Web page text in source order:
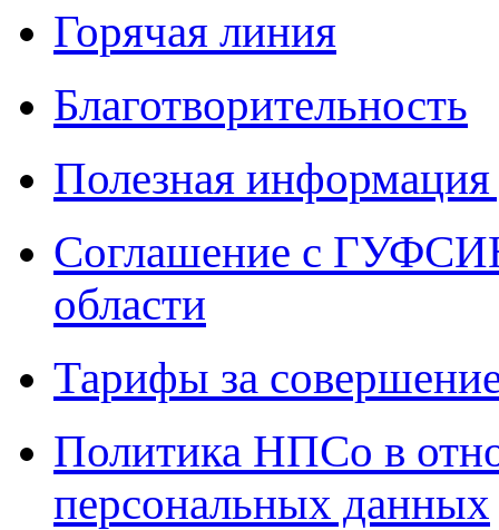
Горячая линия
Благотворительность
Полезная
Соглашение с
области
Тарифы за
Политика НПСо в
персональных данных